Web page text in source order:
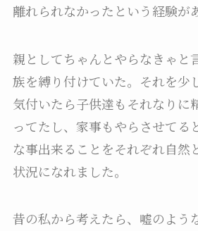
離れられなかったという経験が
親としてちゃんとやらなきゃと
族を縛り付けていた。それを少
気付いたら子供達もそれなりに
ってたし、家事もやらさせてる
な事出来ることをそれぞれ自然
状況になれました。
昔の私から考えたら、嘘のよう